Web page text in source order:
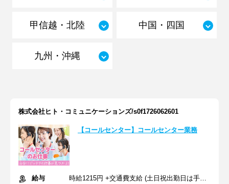
甲信越・北陸 中国・四国
九州・沖縄
株式会社ヒト・コミュニケーションズ/s0f1726062601
【コールセンター】コールセンター業務
給与
時給1215円 +交通費支給 (土日祝出勤日は手当あり)